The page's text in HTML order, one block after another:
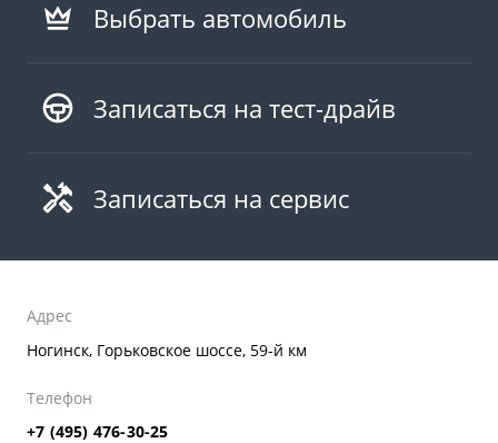
Выбрать автомобиль
Записаться на тест-драйв
Записаться на сервис
Адрес
Ногинск, Горьковское шоссе, 59-й км
Телефон
+7 (495) 476-30-25